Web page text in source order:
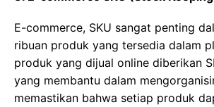
E-commerce, SKU sangat penting
ribuan produk yang tersedia dalam
produk yang dijual online diberikan
yang membantu dalam
memastikan bahwa setiap produk